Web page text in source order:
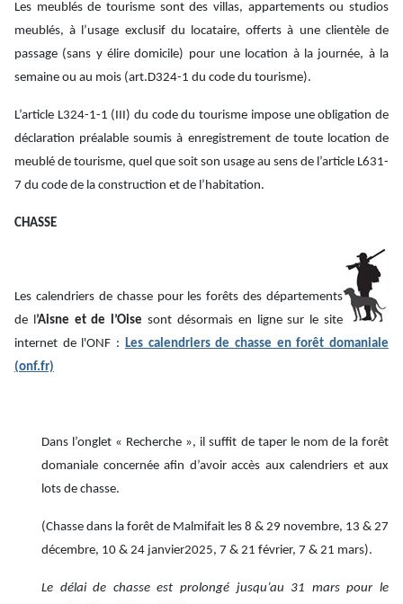
Les meublés de tourisme sont des villas, appartements ou studios
meublés, à l’usage exclusif du locataire, offerts à une clientèle de
passage (sans y élire domicile) pour une location à la journée, à la
semaine ou au mois (art.D324-1 du code du tourisme).
L’article L324-1-1 (III) du code du tourisme impose une obligation de
déclaration préalable soumis à enregistrement de toute location de
meublé de tourisme, quel que soit son usage au sens de l’article L631-
7 du code de la construction et de l’habitation.
CHASSE
Les calendriers de chasse pour les forêts des départements
de l’Aisne et de l’Oise sont désormais en ligne sur le site
internet de l'ONF : Les calendriers de chasse en forêt domaniale
(onf.fr)
Dans l’onglet « Recherche », il suffit de taper le nom de la forêt
domaniale concernée afin d’avoir accès aux calendriers et aux
lots de chasse.
(Chasse dans la forêt de Malmifait les 8 & 29 novembre, 13 & 27
décembre, 10 & 24 janvier2025, 7 & 21 février, 7 & 21 mars).
Le délai de chasse est prolongé jusqu’au 31 mars pour le